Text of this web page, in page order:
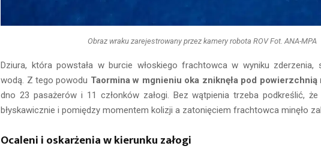
Obraz wraku zarejestrowany przez kamery robota ROV Fot. ANA-MPA
Dziura, która powstała w burcie włoskiego frachtowca w wyniku zderzenia,
wodą. Z tego powodu Taormina w mgnieniu oka zniknęła pod powierzchnią
dno 23 pasażerów i 11 członków załogi. Bez wątpienia trzeba podkreślić,
błyskawicznie i pomiędzy momentem kolizji a zatonięciem frachtowca minęło
Ocaleni i oskarżenia w kierunku załogi